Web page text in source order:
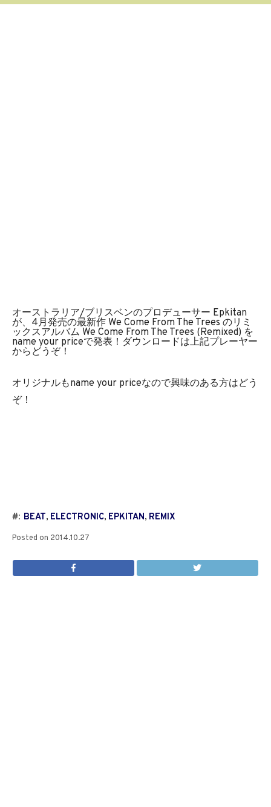
オーストラリア/ブリスベンのプロデューサー Epkitan
が、4月発売の最新作 We Come From The Trees のリミ
ックスアルバム We Come From The Trees (Remixed) を
name your priceで発表！ダウンロードは上記プレーヤー
からどうぞ！
オリジナルもname your priceなので興味のある方はどう
ぞ！
#: BEAT, ELECTRONIC, EPKITAN, REMIX
Posted on 2014.10.27